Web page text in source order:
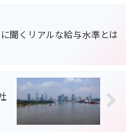
聞くリアルな給与水準とは